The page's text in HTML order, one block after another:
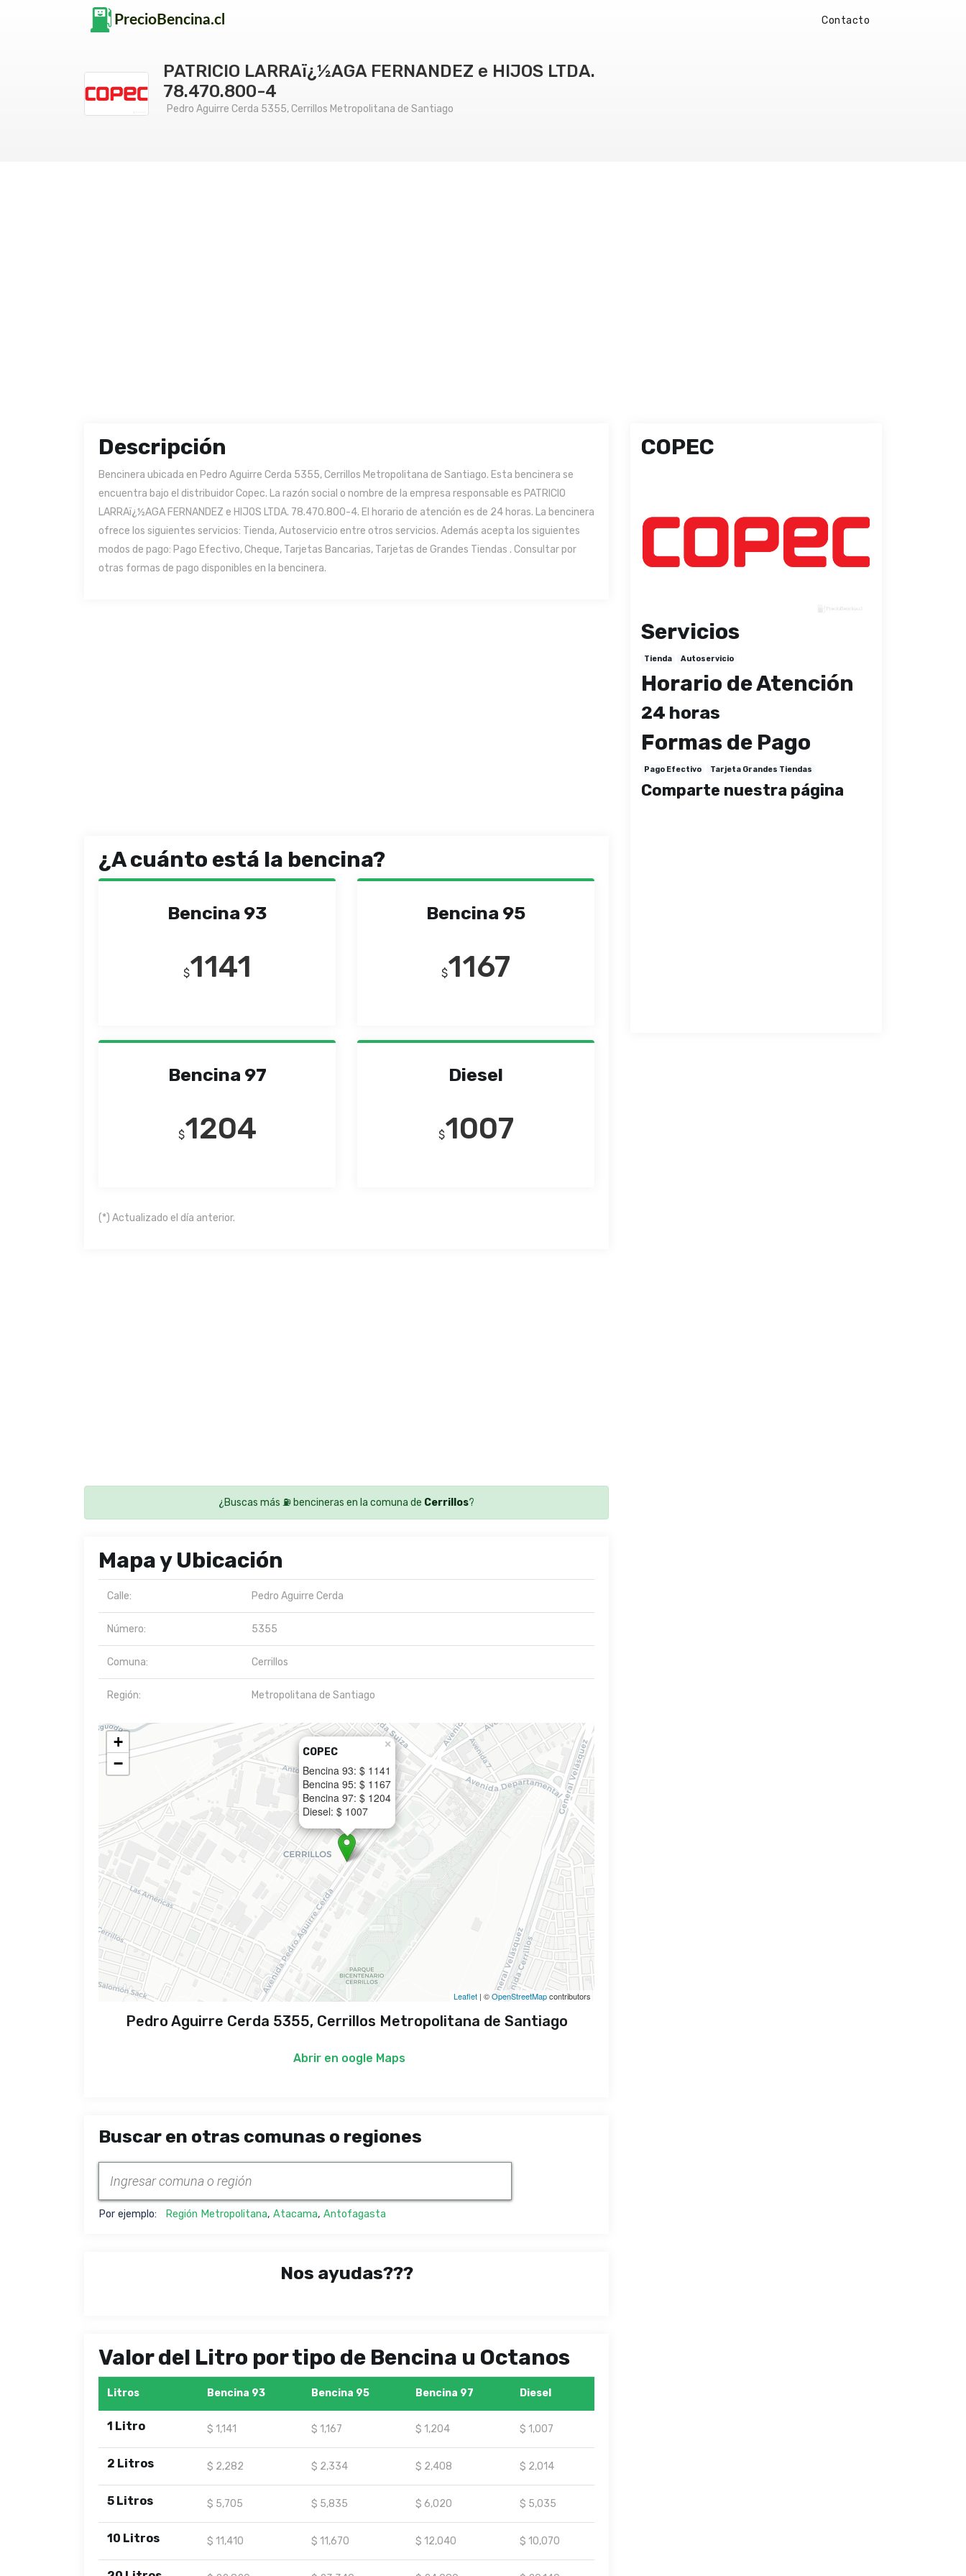
Contacto
PATRICIO LARRAï¿½AGA FERNANDEZ e HIJOS LTDA.
78.470.800-4
Pedro Aguirre Cerda 5355, Cerrillos Metropolitana de Santiago
Descripción
Bencinera ubicada en Pedro Aguirre Cerda 5355, Cerrillos Metropolitana de Santiago. Esta bencinera se
encuentra bajo el distribuidor Copec. La razón social o nombre de la empresa responsable es PATRICIO
LARRAï¿½AGA FERNANDEZ e HIJOS LTDA. 78.470.800-4. El horario de atención es de 24 horas. La bencinera
ofrece los siguientes servicios: Tienda, Autoservicio entre otros servicios. Además acepta los siguientes
modos de pago: Pago Efectivo, Cheque, Tarjetas Bancarias, Tarjetas de Grandes Tiendas . Consultar por
otras formas de pago disponibles en la bencinera.
¿A cuánto está la bencina?
Bencina 93
$1141
Bencina 95
$1167
Bencina 97
$1204
Diesel
$1007
(*) Actualizado el día anterior.
¿Buscas más ⛽ bencineras en la comuna de Cerrillos?
Mapa y Ubicación
Calle: Pedro Aguirre Cerda
Número: 5355
Comuna: Cerrillos
Región: Metropolitana de Santiago
COPEC
Bencina 93: $ 1141
Bencina 95: $ 1167
Bencina 97: $ 1204
Diesel: $ 1007
×
+
−
Leaflet | ©OpenStreetMapcontributors
Pedro Aguirre Cerda 5355, Cerrillos Metropolitana de Santiago
Abrir en oogle Maps
Buscar en otras comunas o regiones
Por ejemplo: Región Metropolitana, Atacama, Antofagasta
Nos ayudas???
Valor del Litro por tipo de Bencina u Octanos
Litros Bencina 93 Bencina 95 Bencina 97 Diesel
1 Litro $ 1,141 $ 1,167 $ 1,204 $ 1,007
2 Litros $ 2,282 $ 2,334 $ 2,408 $ 2,014
5 Litros $ 5,705 $ 5,835 $ 6,020 $ 5,035
10 Litros $ 11,410 $ 11,670 $ 12,040 $ 10,070
COPEC
Servicios
Tienda Autoservicio
Horario de Atención
24 horas
Formas de Pago
Pago Efectivo Tarjeta Grandes Tiendas
Comparte nuestra página